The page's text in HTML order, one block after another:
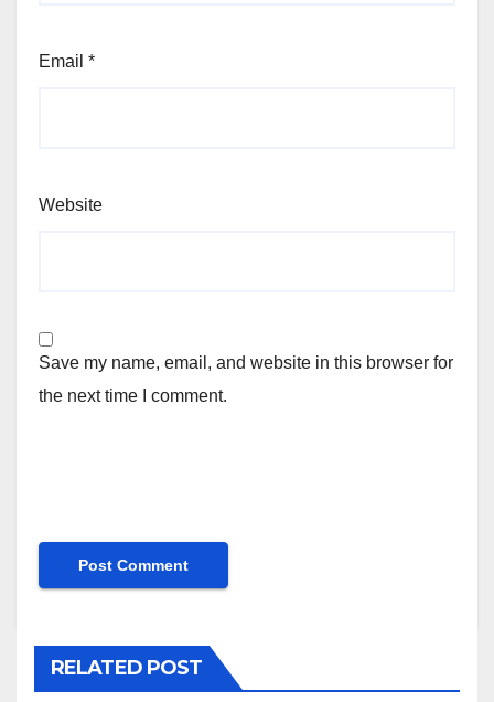
Email *
Website
Save my name, email, and website in this browser for
the next time I comment.
RELATED POST